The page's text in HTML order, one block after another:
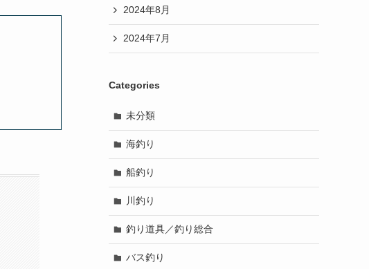
2024年8月
2024年7月
Categories
未分類
海釣り
船釣り
川釣り
釣り道具／釣り総合
バス釣り